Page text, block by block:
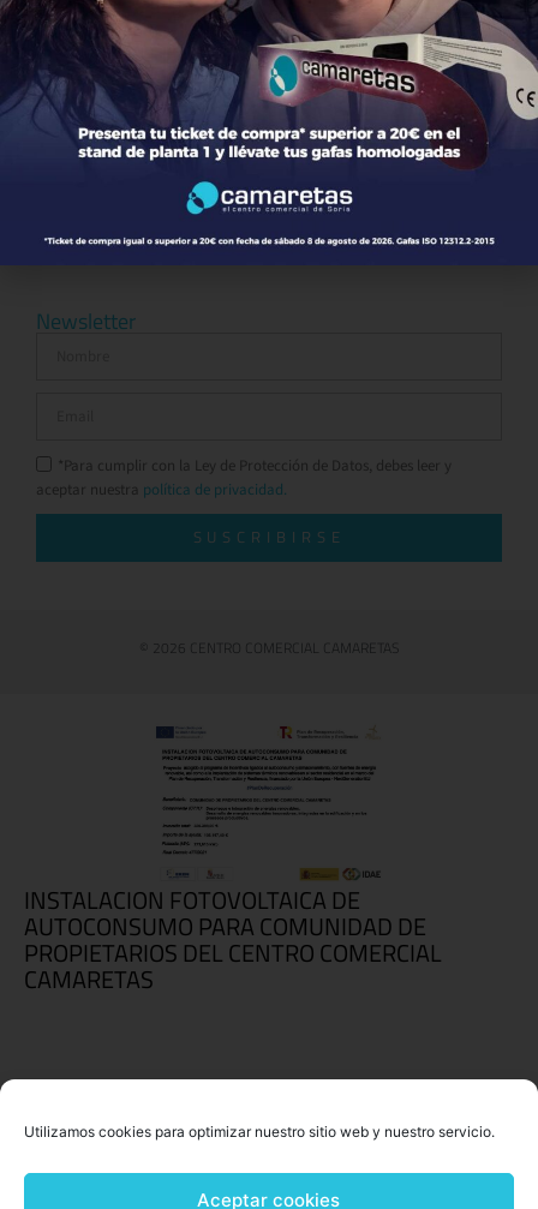
Utilizamos cookies para optimizar nuestro sitio web y nuestro servicio.
Aceptar cookies
Tiendas
Moda
Hogar y Alimentación
Regalos y Complementos
Ocio y Restauración
Otros comparativos
Newsletter
*Para cumplir con la Ley de Protección de Datos, debes leer y
aceptar nuestra política de privacidad.
SUSCRIBIRSE
© 2026 CENTRO COMERCIAL CAMARETAS
INSTALACION FOTOVOLTAICA DE
AUTOCONSUMO PARA COMUNIDAD DE
PROPIETARIOS DEL CENTRO COMERCIAL
CAMARETAS